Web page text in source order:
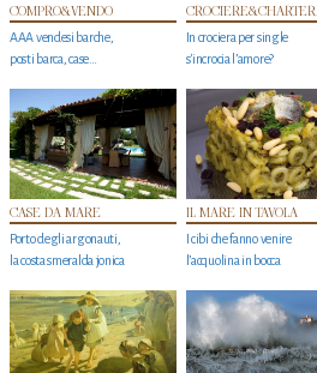
COMPRO&VENDO
AAA vendesi barche,
posti barca, case…
CROCIERE&CHARTER
In crociera per single
s'incrocia l’amore?
CASE DA MARE
Porto degli argonauti,
la costa smeralda jonica
IL MARE IN TAVOLA
I cibi che fanno venire
l’acquolina in bocca